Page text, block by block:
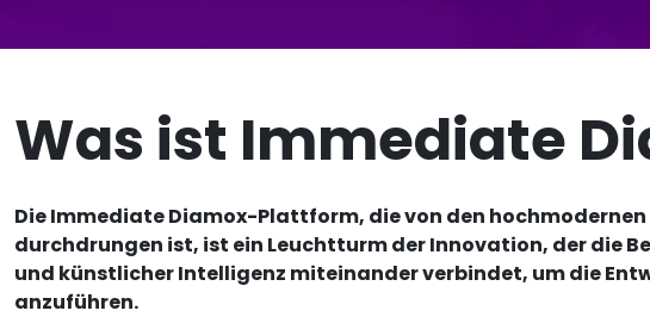
Was ist Immediate
Die Immediate Diamox-Plattform, die von den
durchdrungen ist, ist ein Leuchtturm der Innovation, der die
und künstlicher Intelligenz miteinander verbindet, um die
anzuführen.